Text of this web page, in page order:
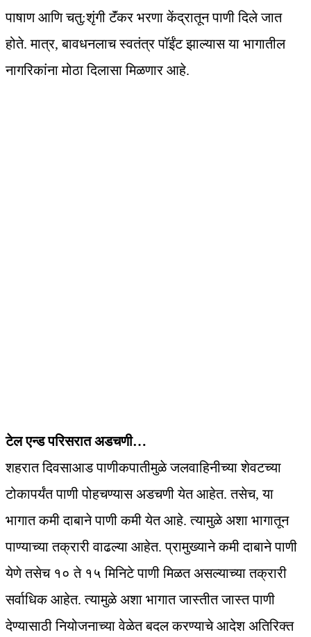
पाषाण आणि चतु:शृंगी टॅंकर भरणा केंद्रातून पाणी दिले जात
होते. मात्र, बावधनलाच स्वतंत्र पाॅईंट झाल्यास या भागातील
नागरिकांना मोठा दिलासा मिळणार आहे.
टेल एन्ड परिसरात अडचणी…
शहरात दिवसाआड पाणीकपातीमुळे जलवाहिनीच्या शेवटच्या
टोकापर्यंत पाणी पोहचण्यास अडचणी येत आहेत. तसेच, या
भागात कमी दाबाने पाणी कमी येत आहे. त्यामुळे अशा भागातून
पाण्याच्या तक्रारी वाढल्या आहेत. प्रामुख्याने कमी दाबाने पाणी
येणे तसेच १० ते १५ मिनिटे पाणी मिळत असल्याच्या तक्रारी
सर्वाधिक आहेत. त्यामुळे अशा भागात जास्तीत जास्त पाणी
देण्यासाठी नियोजनाच्या वेळेत बदल करण्याचे आदेश अतिरिक्त